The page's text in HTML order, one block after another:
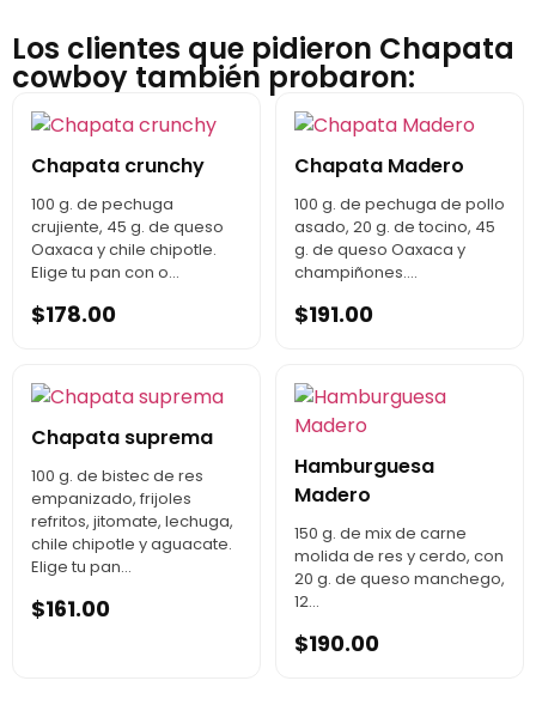
Los clientes que pidieron Chapata
cowboy también probaron:
Chapata crunchy
100 g. de pechuga
crujiente, 45 g. de queso
Oaxaca y chile chipotle.
Elige tu pan con o...
$178.00
Chapata Madero
100 g. de pechuga de pollo
asado, 20 g. de tocino, 45
g. de queso Oaxaca y
champiñones....
$191.00
Chapata suprema
100 g. de bistec de res
empanizado, frijoles
refritos, jitomate, lechuga,
chile chipotle y aguacate.
Elige tu pan...
$161.00
Hamburguesa
Madero
150 g. de mix de carne
molida de res y cerdo, con
20 g. de queso manchego,
12...
$190.00